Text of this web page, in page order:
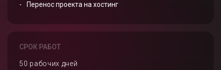
Перенос проекта на хостинг
СРОК РАБОТ
50 рабочих дней